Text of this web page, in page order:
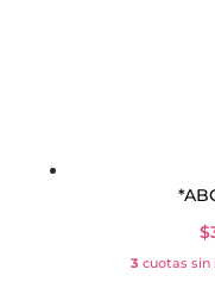
$
3 cuotas